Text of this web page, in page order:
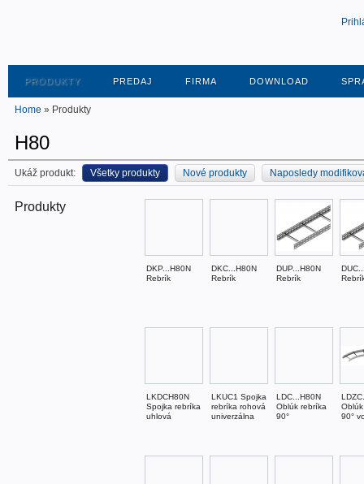
PRODUKTY PREDAJ FIRMA DOWNLOAD
Home » Produkty
H80
Ukáž produkt: Všetky produkty Nové produkty Naposledy
Produkty
DKP...H80N
Rebrík
DKC...H80N
Rebrík
DUP...H80N
Rebrík
LKDCH80N
Spojka rebríka
uhlová
LKUC1 Spojka
rebríka rohová
univerzálna
LDC...H80N
Oblúk rebríka
90°
90°